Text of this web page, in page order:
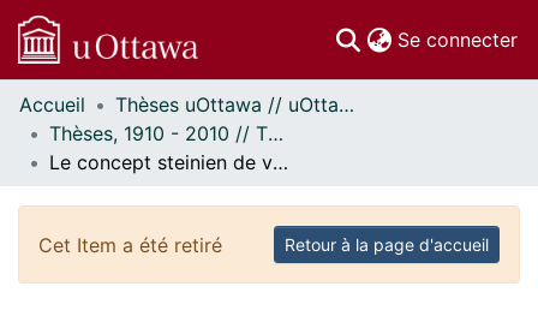
Se connecter
Communautés
et collections
Parcourir
Statistiques
À propos
Accueil
Thèses uOttawa // uOttawa Theses
Thèses, 1910 - 2010 // Theses, 1910 - 2010
Le concept steinien de vérité transcendantale
Cet Item a été retiré Retour à la page d'accueil